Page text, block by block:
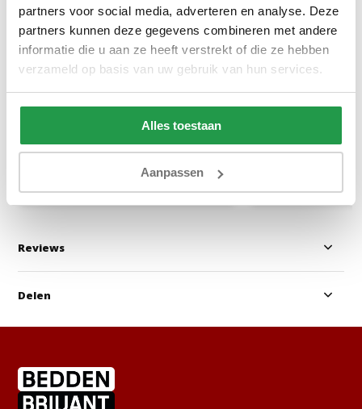
partners voor social media, adverteren en analyse. Deze
partners kunnen deze gegevens combineren met andere
informatie die u aan ze heeft verstrekt of die ze hebben
verzameld op basis van uw gebruik van hun services.
Alles toestaan
Aanpassen
Elektrische Boxspring Delux -
Stel zelf samen
Ca. 6 tot 8 weken
Vaste Boxspring
Ca. 4 tot 6
Reviews
Delen